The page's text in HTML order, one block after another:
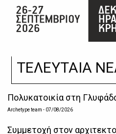
ΤΕΛΕΥΤΑΙΑ
Πολυκατοικία στη
Archetype team - 07/08/2026
Συμμετοχή στον